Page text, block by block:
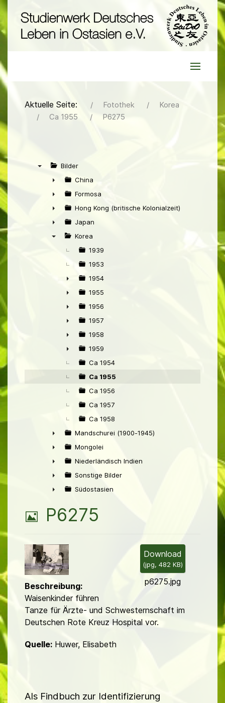
Aktuelle Seite: Fotothek
Korea
Ca 1955
P6275
Bilder
►
China
►
Formosa
►
Hong Kong (britische Kolonialzeit)
►
Japan
Korea
1939
1953
►
1954
►
1955
►
1956
►
1957
►
1958
►
1959
Ca 1954
Ca 1955
Ca 1956
Ca 1957
Ca 1958
►
Mandschurei (1900-1945)
►
Mongolei
►
Niederländisch Indien
►
Sonstige Bilder
Südostasien
B
l
d
P6275
Download
(jpg, 482 KB)
p6275.jpg
Beschreibung:
Waisenkinder führen
Tanze für Ärzte- und Schwesternschaft im
Deutschen Rote Kreuz Hospital vor.
Quelle: Huwer, Elisabeth
Als Findbuch zur Identifizierung